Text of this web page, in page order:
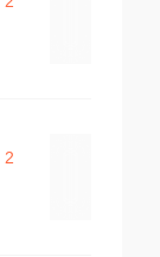
2